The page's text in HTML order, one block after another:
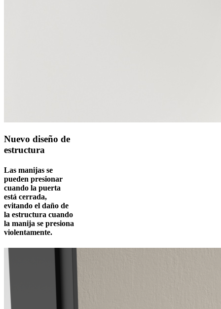
Nuevo diseño de
estructura
Las manijas se
pueden presionar
cuando la puerta
está cerrada,
evitando el daño de
la estructura cuando
la manija se presiona
violentamente.